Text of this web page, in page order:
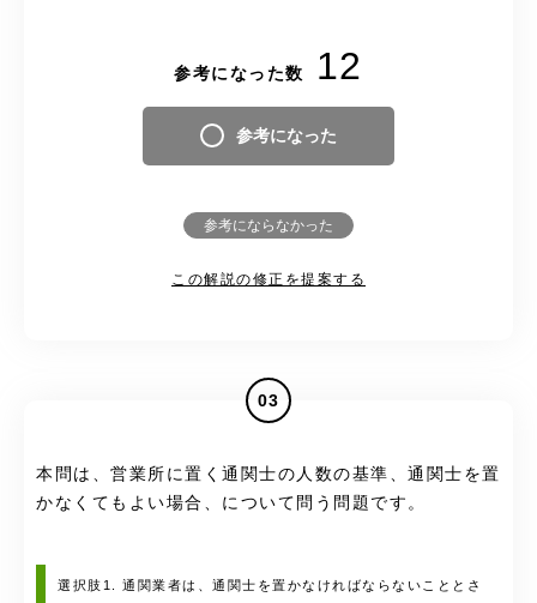
参考になった数 12
参考になった
参考にならなかった
この解説の修正を提案する
03
本問は、営業所に置く通関士の人数の基準、通関士を置
かなくてもよい場合、について問う問題です。
選択肢1. 通関業者は、通関士を置かなければならないこととさ